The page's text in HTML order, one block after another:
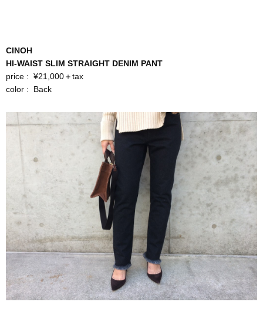
CINOH
HI-WAIST SLIM STRAIGHT DENIM PANT
price : ¥21,000＋tax
color : Back